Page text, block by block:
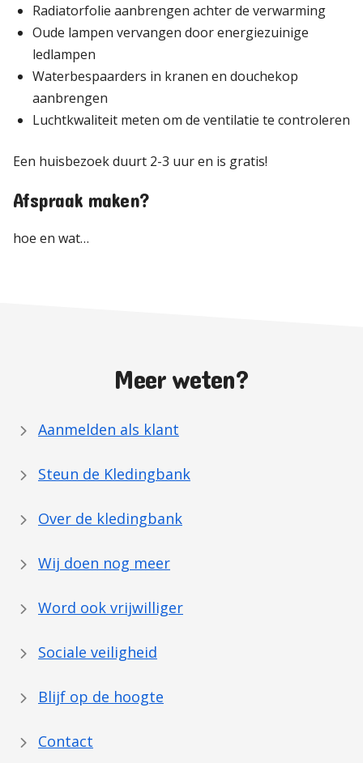
Radiatorfolie aanbrengen achter de verwarming
Oude lampen vervangen door energiezuinige
ledlampen
Waterbespaarders in kranen en douchekop
aanbrengen
Luchtkwaliteit meten om de ventilatie te controleren
Een huisbezoek duurt 2-3 uur en is gratis!
Afspraak maken?
hoe en wat…
Meer weten?
Aanmelden als klant
Steun de Kledingbank
Over de kledingbank
Wij doen nog meer
Word ook vrijwilliger
Sociale veiligheid
Blijf op de hoogte
Contact